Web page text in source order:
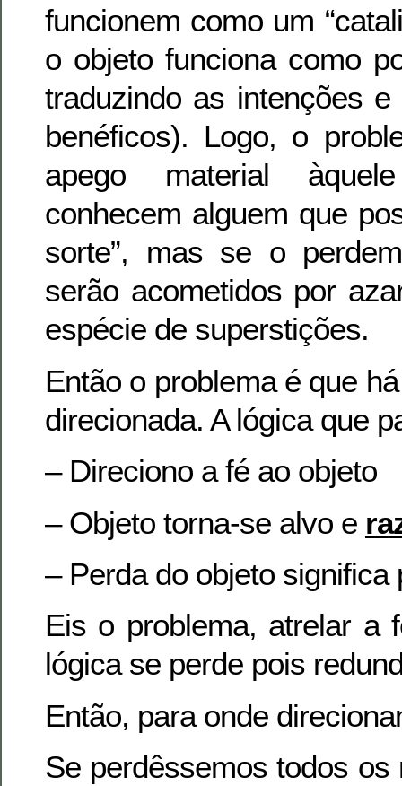
funcionem como um
o objeto funciona como
traduzindo as intenções
benéficos). Logo, o
apego material
conhecem alguem que
sorte”, mas se o
serão acometidos por
espécie de superstições.
Então o problema é que
direcionada. A lógica que
– Direciono a fé ao objeto
– Objeto torna-se alvo e
– Perda do objeto significa
Eis o problema, atrelar a
lógica se perde pois
Então, para onde
Se perdêssemos todos os